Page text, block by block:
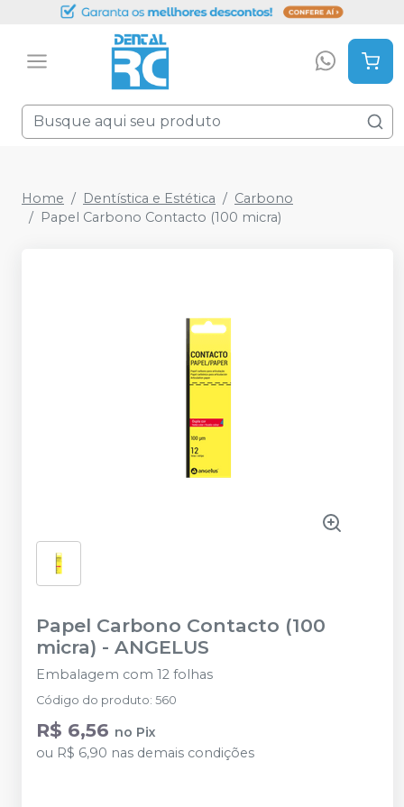
Home Dentística e Estética
Carbono
Papel Carbono Contacto (100 micra)
Papel Carbono Contacto (100
micra) - ANGELUS
Embalagem com 12 folhas
Código do produto: 560
R$ 6,56 no Pix
ou R$ 6,90 nas demais condições